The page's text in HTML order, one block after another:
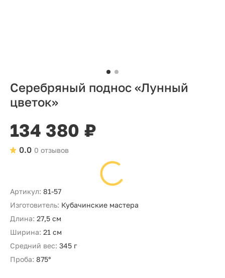
Серебряный поднос «Лунный
цветок»
134 380 ₽
0 отзывов
0.0
Артикул: 81-57
Изготовитель: Кубачинские мастера
Длина: 27,5 см
Ширина: 21 см
Средний вес: 345 г
Проба: 875°